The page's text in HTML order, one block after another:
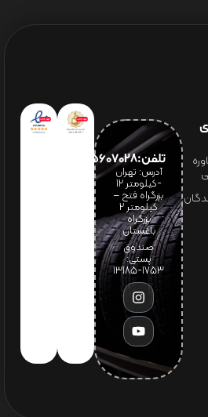
تلفن:65607028(021)
آدرس: تهران
-کیلومتر 12
بزرگراه فتح –
کیلومتر ۲
بزرگراه
باغستان
صندوق
پستی:
1753-13185